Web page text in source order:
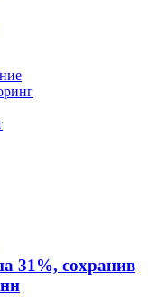
31%, сохранив